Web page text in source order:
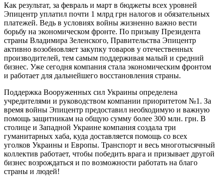
Как результат, за февраль и март в бюджеты всех уровней
Эпицентр уплатил почти 1 млрд грн налогов и обязательных
платежей. Ведь в условиях войны жизненно важно вести
борьбу на экономическом фронте. По призыву Президента
страны Владимира Зеленского, Правительства Эпицентр
активно возобновляет закупку товаров у отечественных
производителей, тем самым поддерживая малый и средний
бизнес. Уже сегодня компания стала экономическим фронтом
и работает для дальнейшего восстановления страны.
Поддержка Вооруженных сил Украины определена
учредителями и руководством компании приоритетом №1. За
время войны Эпицентр предоставил необходимую и важную
помощь защитникам на общую сумму более 300 млн. грн. В
столице и Западной Украине компания создала три
гуманитарных хаба, куда доставляется помощь со всех
уголков Украины и Европы. Транспорт и весь многотысячный
коллектив работает, чтобы победить врага и призывает другой
бизнес возрождаться и по возможности работать на благо
страны и людей!